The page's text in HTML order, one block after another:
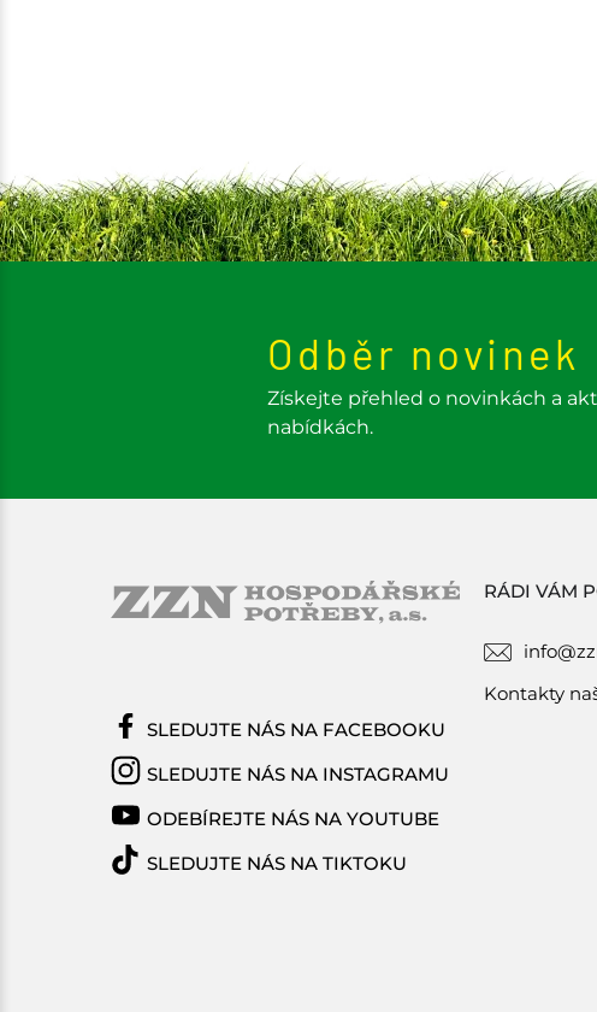
Odběr novinek
Získejte přehled o novinkách a
nabídkách.
RÁDI VÁM
Kontakty
SLEDUJTE NÁS NA FACEBOOKU
SLEDUJTE NÁS NA INSTAGRAMU
ODEBÍREJTE NÁS NA YOUTUBE
SLEDUJTE NÁS NA TIKTOKU